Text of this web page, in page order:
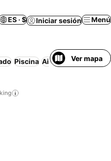
ES · $ Iniciar sesión Menú
Piscina Aire acondicionado
Ver mapa